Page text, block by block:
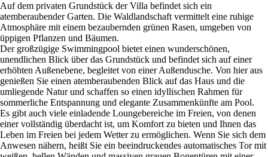
Auf dem privaten Grundstück der Villa befindet sich ein
atemberaubender Garten. Die Waldlandschaft vermittelt eine ruhige
Atmosphäre mit einem bezaubernden grünen Rasen, umgeben von
üppigen Pflanzen und Bäumen.
Der großzügige Swimmingpool bietet einen wunderschönen,
unendlichen Blick über das Grundstück und befindet sich auf einer
erhöhten Außenebene, begleitet von einer Außendusche. Von hier aus
genießen Sie einen atemberaubenden Blick auf das Haus und die
umliegende Natur und schaffen so einen idyllischen Rahmen für
sommerliche Entspannung und elegante Zusammenkünfte am Pool.
Es gibt auch viele einladende Loungebereiche im Freien, von denen
einer vollständig überdacht ist, um Komfort zu bieten und Ihnen das
Leben im Freien bei jedem Wetter zu ermöglichen. Wenn Sie sich dem
Anwesen nähern, heißt Sie ein beeindruckendes automatisches Tor mit